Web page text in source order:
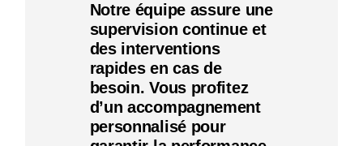
Notre équipe assure une
supervision continue et
des interventions
rapides en cas de
besoin. Vous profitez
d’un accompagnement
personnalisé pour